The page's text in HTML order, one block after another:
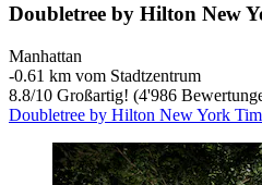
Doubletree by Hilton New
Manhattan
‐0.61 km vom Stadtzentrum
8.8/10 Großartig! (4'986
Doubletree by Hilton New York